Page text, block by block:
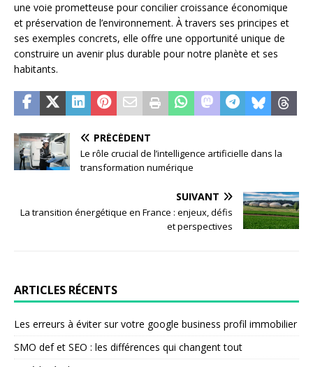
une voie prometteuse pour concilier croissance économique
et préservation de l’environnement. À travers ses principes et
ses exemples concrets, elle offre une opportunité unique de
construire un avenir plus durable pour notre planète et ses
habitants.
PRÉCÉDENT
Le rôle crucial de l’intelligence artificielle dans la
transformation numérique
SUIVANT
La transition énergétique en France : enjeux, défis
et perspectives
ARTICLES RÉCENTS
Les erreurs à éviter sur votre google business profil immobilier
SMO def et SEO : les différences qui changent tout